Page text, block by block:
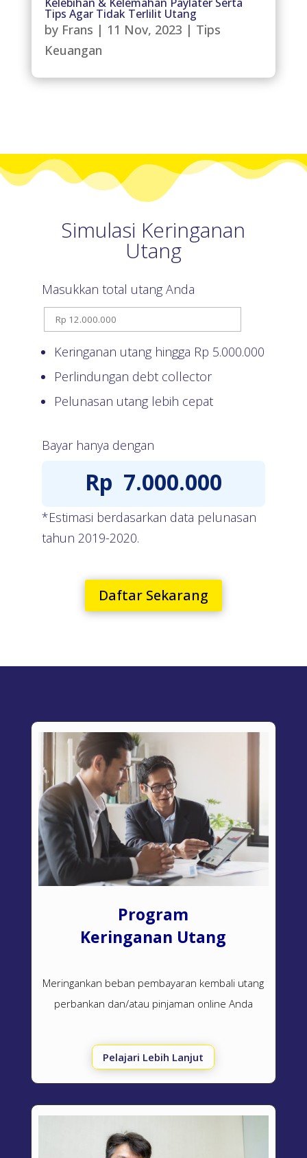
Tips Agar Tidak Terlilit Utang
by Frans | 11 Nov, 2023 | Tips
Keuangan
Simulasi Keringanan
Utang
Masukkan total utang Anda
Keringanan utang hingga Rp 5.000.000
Perlindungan debt collector
Pelunasan utang lebih cepat
Bayar hanya dengan
Rp 7.000.000
*Estimasi berdasarkan data pelunasan
tahun 2019-2020.
Daftar Sekarang
Program
Keringanan Utang
Meringankan beban pembayaran kembali utang
perbankan dan/atau pinjaman online Anda
Pelajari Lebih Lanjut